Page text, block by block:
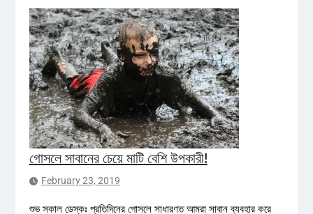
গোসলে সাবানের চেয়ে মাটি বেশি উপকারী!
February 23, 2019
শুভ সকাল ডেস্কঃ প্রতিদিনের গোসলে সাধারণত আমরা সাবান ব্যবহার করে